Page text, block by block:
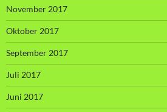
November 2017
Oktober 2017
September 2017
Juli 2017
Juni 2017